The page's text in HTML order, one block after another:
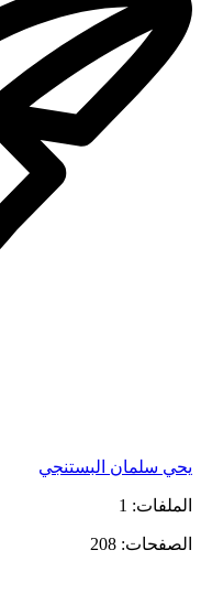
يحي سلمان البستنجي
الملفات: 1
الصفحات: 208